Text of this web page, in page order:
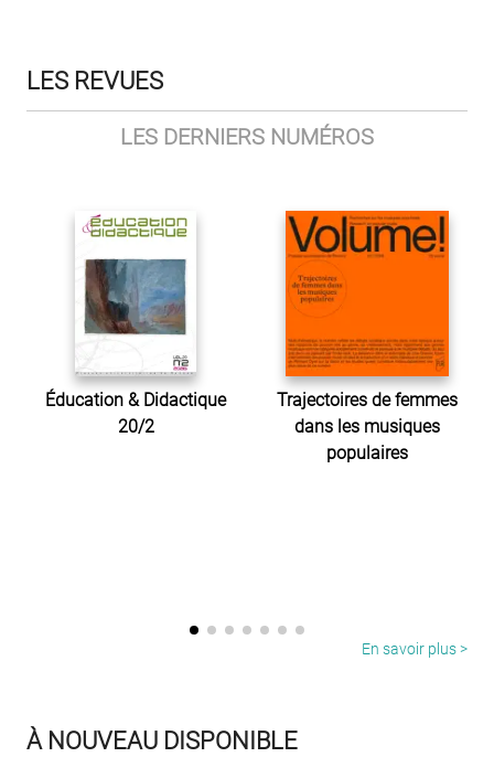
LES REVUES
LES DERNIERS NUMÉROS
Éducation & Didactique
20/2
Trajectoires de femmes
dans les musiques
populaires
En savoir plus >
À NOUVEAU DISPONIBLE